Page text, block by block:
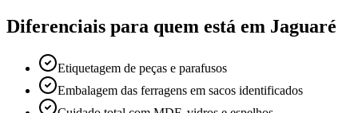
Diferenciais para quem está em Jaguaré
Etiquetagem de peças e parafusos
Embalagem das ferragens em sacos identificados